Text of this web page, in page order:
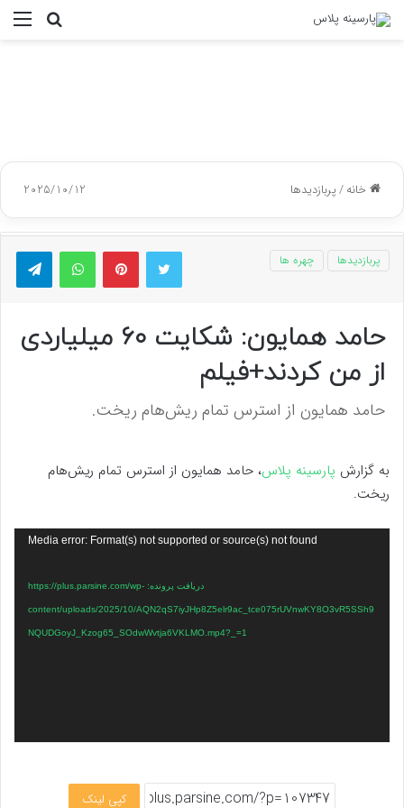
جستجو
خانه/پربازدیدها 2025/10/12
توییتر پینتریستواتس آپ
پربازدیدها چهره ها
حامد همایون: شکایت ۶۰ میلیاردی
از من کردند+فیلم
حامد همایون از استرس تمام ریش‌هام ریخت.
به گزارش پارسینه پلاس، حامد همایون از استرس تمام ریش‌هام
ریخت.
Media error: Format(s) not supported or source(s) not found
دریافت پرونده: https://plus.parsine.com/wp-
content/uploads/2025/10/AQN2qS7iyJHp8Z5elr9ac_tce075rUVnwKY8O3vR5SSh9
NQUDGoyJ_Kzog65_SOdwWvtja6VKLMO.mp4?_=1
کپی لینک